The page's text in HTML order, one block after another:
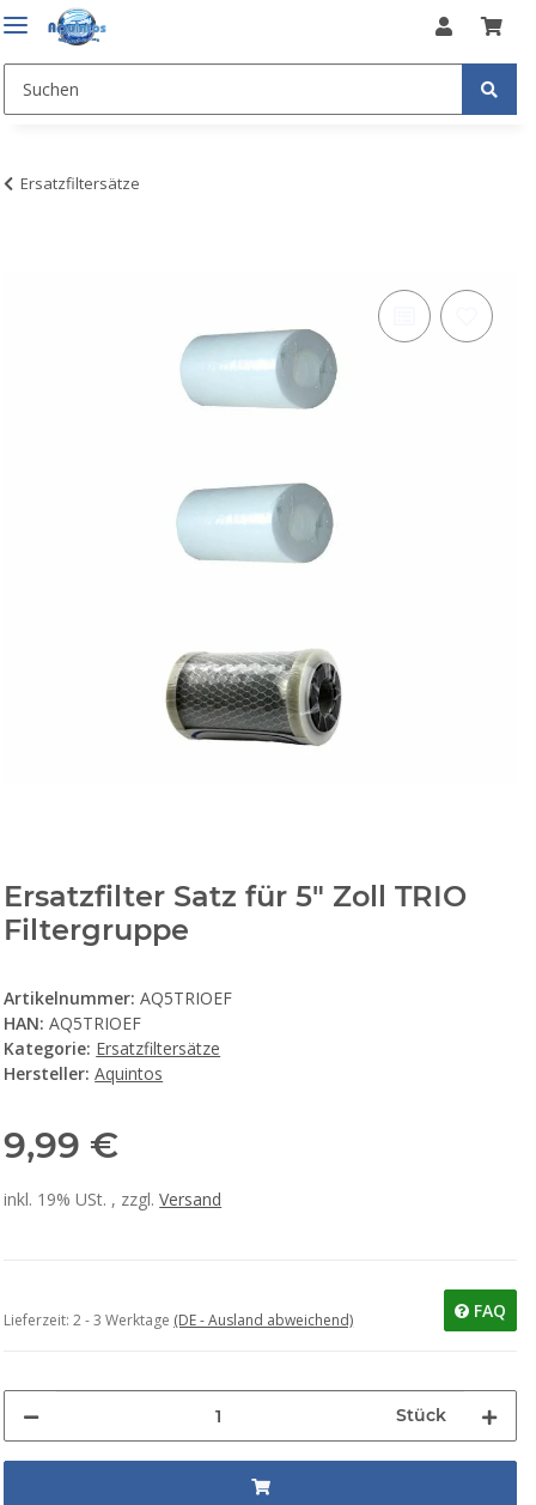
Ersatzfiltersätze
Ersatzfilter Satz für 5" Zoll TRIO
Filtergruppe
Artikelnummer:AQ5TRIOEF
HAN: AQ5TRIOEF
Kategorie: Ersatzfiltersätze
Hersteller: Aquintos
9,99 €
inkl. 19% USt. , zzgl.Versand
Lieferzeit:2 - 3 Werktage (DE - Ausland abweichend) FAQ
Stück